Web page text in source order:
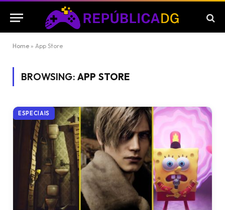
Home » App Store
BROWSING: APP STORE
ESPECIAIS